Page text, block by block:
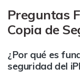
Preguntas
Copia de
¿Por qué es
seguridad del